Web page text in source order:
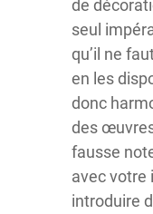
de
seul
qu’il ne
en les
donc
des
fausse
avec votre
introduire